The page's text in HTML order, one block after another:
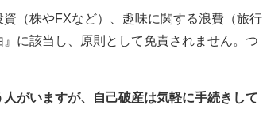
（株やFXなど）、趣味に関する浪費（旅行
に該当し、原則として免責されません。つ
がいますが、自己破産は気軽に手続きして